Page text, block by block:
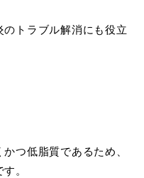
トラブル解消にも役立
つ低脂質であるため、
す。